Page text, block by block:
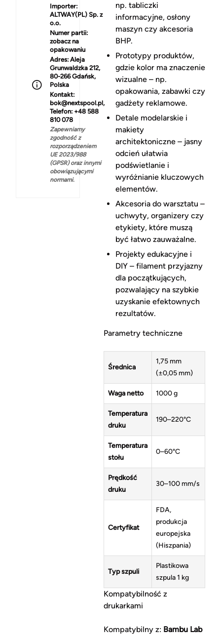
Importer:
ALTWAY(PL) Sp. z
o.o.
Numer partii:
zobacz na
opakowaniu
Adres: Aleja
Grunwaldzka 212,
80-266 Gdańsk,
Polska
Kontakt:
bok@nextspool.pl,
Telefon: +48 588
810 078
Zapewniamy
zgodność z
rozporządzeniem
UE 2023/988
(GPSR) oraz innymi
obowiązującymi
normami.
np. tabliczki
informacyjne, osłony
maszyn czy akcesoria
BHP.
Prototypy produktów,
gdzie kolor ma znaczenie
wizualne – np.
opakowania, zabawki czy
gadżety reklamowe.
Detale modelarskie i
makiety
architektoniczne – jasny
odcień ułatwia
podświetlanie i
wyróżnianie kluczowych
elementów.
Akcesoria do warsztatu –
uchwyty, organizery czy
etykiety, które muszą
być łatwo zauważalne.
Projekty edukacyjne i
DIY – filament przyjazny
dla początkujących,
pozwalający na szybkie
uzyskanie efektownych
rezultatów.
Parametry techniczne
Średnica
1,75 mm
(±0,05 mm)
Waga netto 1000 g
Temperatura
druku
190–220°C
Temperatura
stołu
0–60°C
Prędkość
druku
30–100 mm/s
Certyfikat
FDA,
produkcja
europejska
(Hiszpania)
Typ szpuli
Plastikowa
szpula 1 kg
Kompatybilność z
drukarkami
Kompatybilny z: Bambu Lab